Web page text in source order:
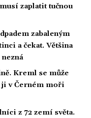
zaplatit tučnou
zabaleným
a čekat. Většina
Kreml se může
ji v Černém moři
z 72 zemí světa.